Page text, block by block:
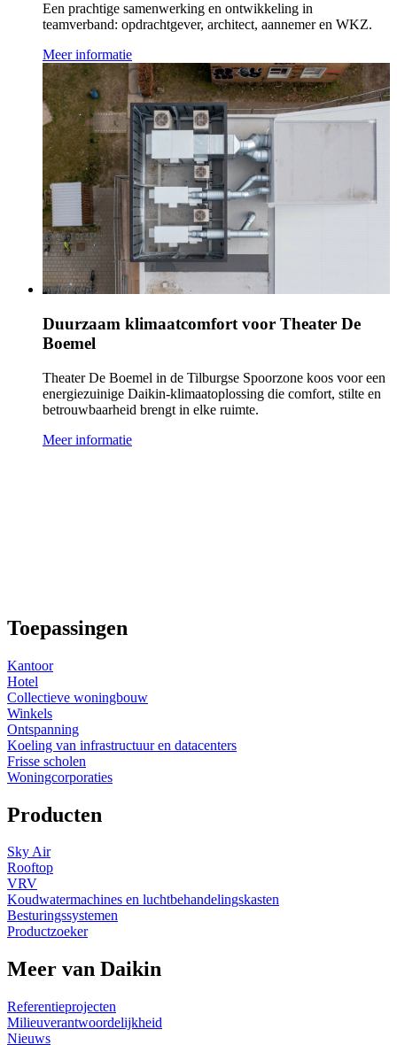
Een prachtige samenwerking en ontwikkeling in
teamverband: opdrachtgever, architect, aannemer en WKZ.
Meer informatie
Duurzaam klimaatcomfort voor Theater De
Boemel
Theater De Boemel in de Tilburgse Spoorzone koos voor een
energiezuinige Daikin‑klimaatoplossing die comfort, stilte en
betrouwbaarheid brengt in elke ruimte.
Meer informatie
Toepassingen
Kantoor
Hotel
Collectieve woningbouw
Winkels
Ontspanning
Koeling van infrastructuur en datacenters
Frisse scholen
Woningcorporaties
Producten
Sky Air
Rooftop
VRV
Koudwatermachines en luchtbehandelingskasten
Besturingssystemen
Productzoeker
Meer van Daikin
Referentieprojecten
Milieuverantwoordelijkheid
Nieuws